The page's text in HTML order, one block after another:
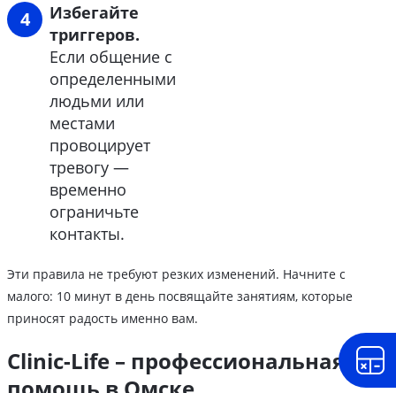
Избегайте
триггеров.
Если общение с
определенными
людьми или
местами
провоцирует
тревогу —
временно
ограничьте
контакты.
Эти правила не требуют резких изменений. Начните с
малого: 10 минут в день посвящайте занятиям, которые
приносят радость именно вам.
Clinic-Life – профессиональная